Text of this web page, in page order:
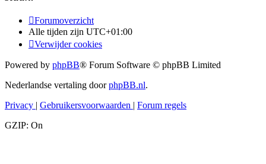
Forumoverzicht
Alle tijden zijn UTC+01:00
Verwijder cookies
Powered by phpBB® Forum Software © phpBB Limited
Nederlandse vertaling doorphpBB.nl.
Privacy | Gebruikersvoorwaarden | Forum regels
GZIP: On